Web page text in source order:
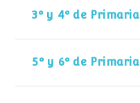
3º y 4º de Primaria
5º y 6º de Primaria